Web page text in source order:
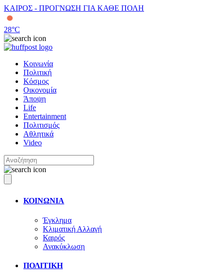
ΚΑΙΡΟΣ - ΠΡΟΓΝΩΣΗ ΓΙΑ ΚΑΘΕ ΠΟΛΗ
28°C
Κοινωνία
Πολιτική
Κόσμος
Οικονομία
Άποψη
Life
Entertainment
Πολιτισμός
Αθλητικά
Video
ΚΟΙΝΩΝΙΑ
Έγκλημα
Κλιματική Αλλαγή
Καιρός
Ανακύκλωση
ΠΟΛΙΤΙΚΗ